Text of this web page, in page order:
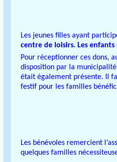
Les jeunes filles ayant
centre de loisirs. Les
Pour réceptionner ces dons,
disposition par la
était également présente. Il
festif pour les familles
Les bénévoles remercient
quelques familles